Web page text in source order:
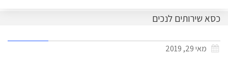
כסא שירותים לנכים
מאי 29, 2019